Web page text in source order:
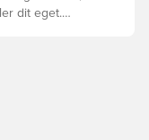
dit eget.